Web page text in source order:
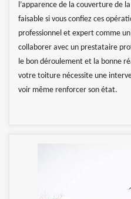
l’apparence de la couverture de
faisable si vous confiez ces
professionnel et expert comme
collaborer avec un prestataire
le bon déroulement et la bonne
votre toiture nécessite une
voir même renforcer son état.